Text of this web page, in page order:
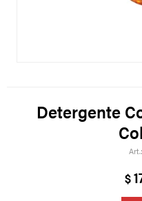
Detergente
$